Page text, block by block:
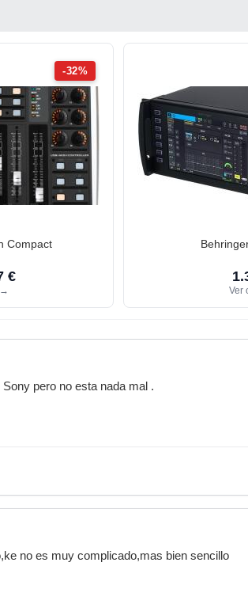
-32%
Compact
€
→ Ver
pero no esta nada mal .
no es muy complicado,mas bien sencillo